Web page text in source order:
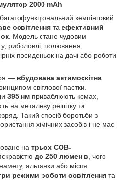
2000 mAh
кемпінговий
освітлення та ефективний
. Модель стане чудовим
риболовлі, полювання,
посиденьок на дачі або роботи
— вбудована антимоскітна
світлової пастки.
395 нм приваблюють комах,
на металеву решітку та
Такий спосіб боротьби з
хімічних засобів і не має
на трьох COB-
до 250 люменів, чого
альтанки або місця
режими роботи освітлення та